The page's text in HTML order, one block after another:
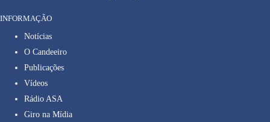
INFORMAÇÃO
Notícias
O Candeeiro
Publicações
Vídeos
Rádio ASA
Giro na Mídia